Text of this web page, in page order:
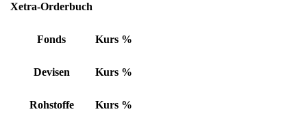
Xetra-Orderbuch
Fonds Kurs %
Devisen Kurs %
Rohstoffe Kurs %